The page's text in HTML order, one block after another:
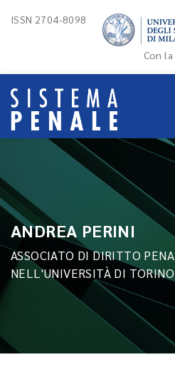
ISSN 2704-8098
Con
ANDREA PERINI
ASSOCIATO DI DIRITTO
NELL'UNIVERSITÀ DI TORINO